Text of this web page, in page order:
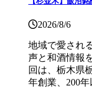
2026/8/6
地域で愛され
声と和酒情報
回は、栃木県
年創業、200